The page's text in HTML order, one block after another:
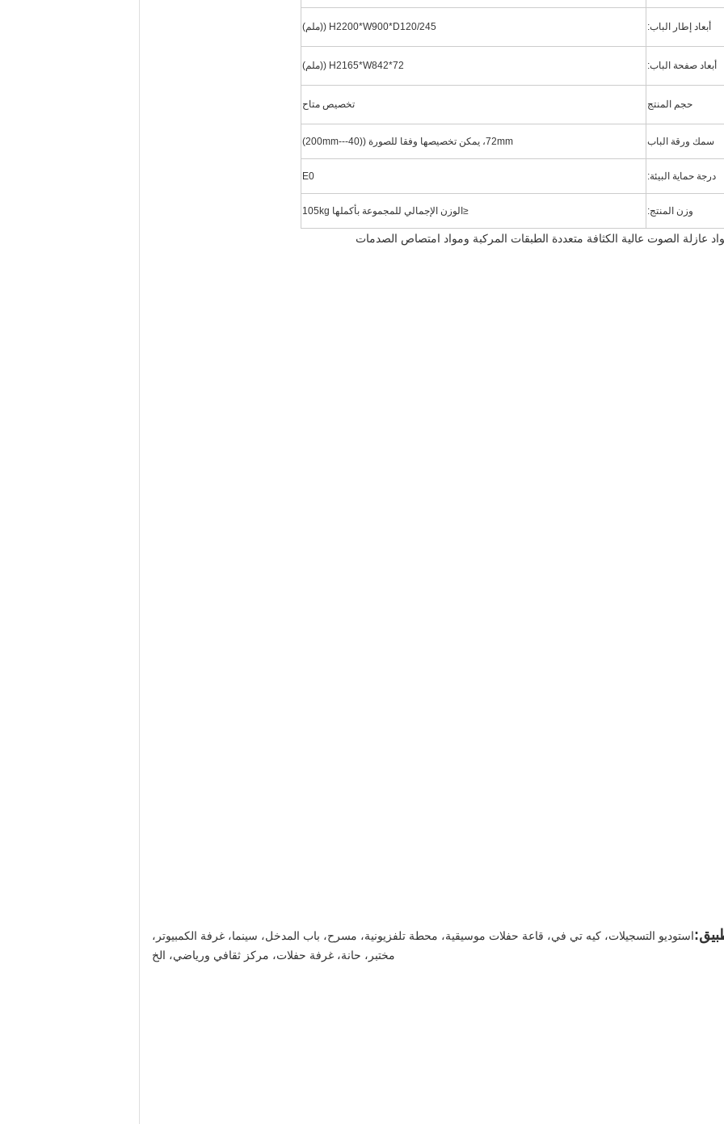
أبعاد إطار الباب: H2200*W900*D120/245 ((ملم)
أبعاد صفحة الباب: H2165*W842*72 ((ملم)
حجم المنتج تخصيص متاح
سمك ورقة الباب 72mm، يمكن تخصيصها وفقا للصورة ((40---200mm)
درجة حماية البيئة: E0
وزن المنتج: ≤ الوزن الإجمالي للمجموعة بأكملها 105kg
عازلة الصوت عالية الكثافة متعددة الطبقات المركبة ومواد امتصاص الصدمات
استوديو التسجيلات، كيه تي في، قاعة حفلات موسيقية، محطة تلفزيونية، مسرح، باب المدخل، سينما، غرفة الكمبيوتر،
مختبر، حانة، غرفة حفلات، مركز ثقافي ورياضي، الخ